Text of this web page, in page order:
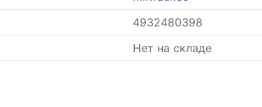
4932480398
Нет на складе